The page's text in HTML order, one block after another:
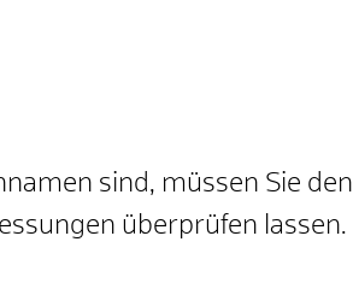
sind, müssen Sie den
überprüfen lassen.